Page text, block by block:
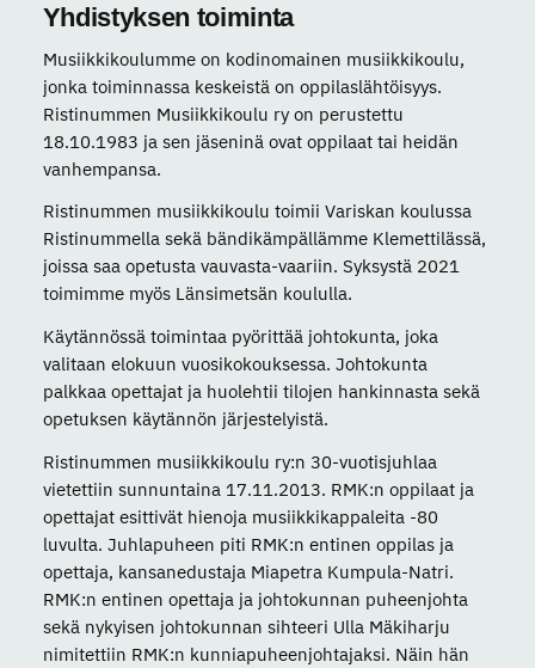
Yhdistyksen toiminta
Musiikkikoulumme on kodinomainen musiikkikoulu,
jonka toiminnassa keskeistä on oppilaslähtöisyys.
Ristinummen Musiikkikoulu ry on perustettu
18.10.1983 ja sen jäseninä ovat oppilaat tai heidän
vanhempansa.
Ristinummen musiikkikoulu toimii Variskan koulussa
Ristinummella sekä bändikämpällämme Klemettilässä,
joissa saa opetusta vauvasta-vaariin. Syksystä 2021
toimimme myös Länsimetsän koululla.
Käytännössä toimintaa pyörittää johtokunta, joka
valitaan elokuun vuosikokouksessa. Johtokunta
palkkaa opettajat ja huolehtii tilojen hankinnasta sekä
opetuksen käytännön järjestelyistä.
Ristinummen musiikkikoulu ry:n 30-vuotisjuhlaa
vietettiin sunnuntaina 17.11.2013. RMK:n oppilaat ja
opettajat esittivät hienoja musiikkikappaleita -80
luvulta. Juhlapuheen piti RMK:n entinen oppilas ja
opettaja, kansanedustaja Miapetra Kumpula-Natri.
RMK:n entinen opettaja ja johtokunnan puheenjohta
sekä nykyisen johtokunnan sihteeri Ulla Mäkiharju
nimitettiin RMK:n kunniapuheenjohtajaksi. Näin hän